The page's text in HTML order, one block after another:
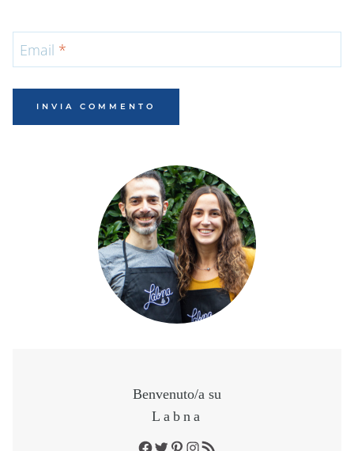
Email *
Benvenuto/a su
Labna
Facebook
TwitterPinterest
Instagram
RSS Feed